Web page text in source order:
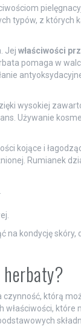
typów, z których
Jej właściwości
pomaga w
wysokiej
Używanie
kojące i
Rumianek
na kondycję
herbaty?
którą
właściwości, które